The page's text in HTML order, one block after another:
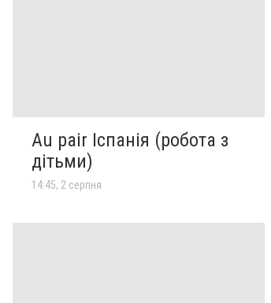
Au pair Іспанія (робота з
дітьми)
14:45, 2 серпня